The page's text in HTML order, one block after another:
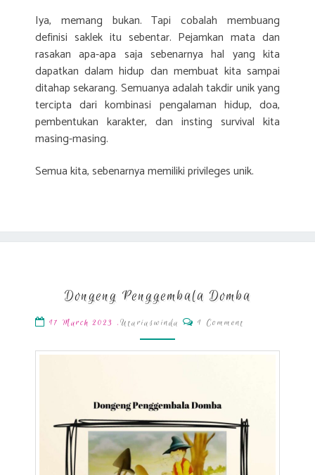
Iya, memang bukan. Tapi cobalah membuang
definisi saklek itu sebentar. Pejamkan mata dan
rasakan apa-apa saja sebenarnya hal yang kita
dapatkan dalam hidup dan membuat kita sampai
ditahap sekarang. Semuanya adalah takdir unik yang
tercipta dari kombinasi pengalaman hidup, doa,
pembentukan karakter, dan insting survival kita
masing-masing.
Semua kita, sebenarnya memiliki privileges unik.
Penggembala
Dongeng Penggembala Domba
17 March 2023 ,Utariaswinda Comments
1 Comment